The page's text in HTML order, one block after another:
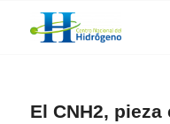
El CNH2,